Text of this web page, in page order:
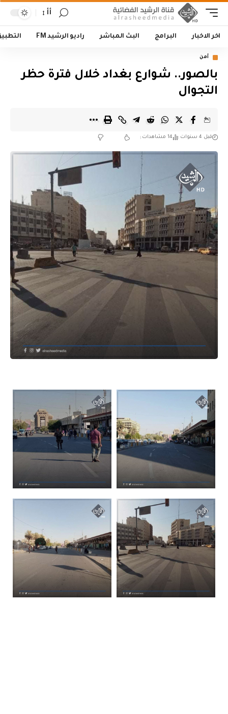
أأ
اخر الاخبار البرامج البث المباشر راديو الرشيد FM
أمن
بالصور.. شوارع بغداد خلال فترة حظر
التجوال
قبل 4 سنوات 14 مشاهدات